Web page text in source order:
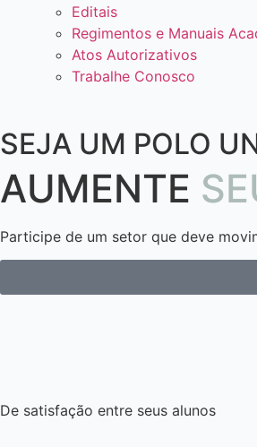
Editais
Regimentos e Manuais
Atos Autorizativos
Trabalhe Conosco
SEJA UM POLO
AUMENTE
Participe de um setor que deve
De satisfação entre seus alunos